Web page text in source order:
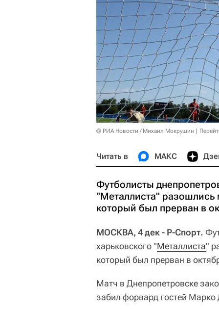
© РИА Новости / Михаил Мокрушин
Читать в МАКС
Футболисты
"Металлиста"
который был прерван в
МОСКВА, 4 дек - Р-Спорт.
харьковского "Металлиста"
который был прерван в
Матч в Днепропетровске
забил форвард гостей Марко